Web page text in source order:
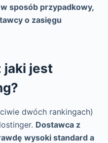
sposób przypadkowy,
o zasięgu
jaki jest
dwóch rankingach)
Dostawca z
wysoki standard a